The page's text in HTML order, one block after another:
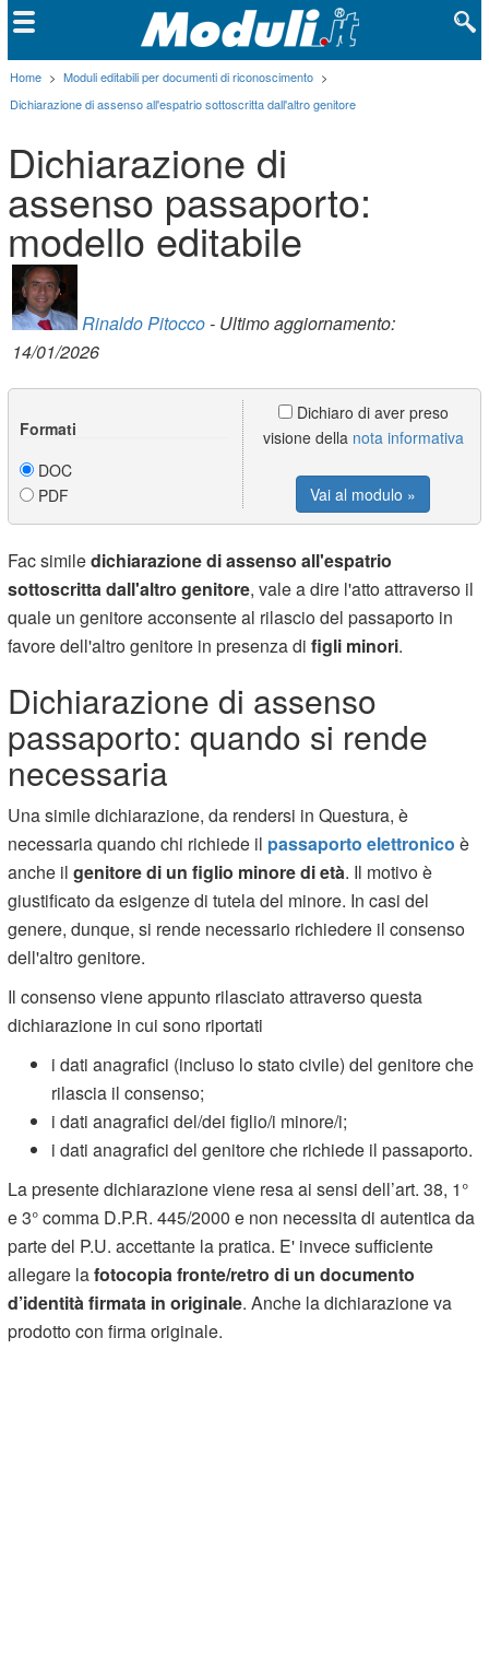
Home > Moduli editabili per documenti di riconoscimento >
Dichiarazione di assenso all'espatrio sottoscritta dall'altro genitore
Dichiarazione di
assenso passaporto:
modello editabile
Rinaldo Pitocco- Ultimo aggiornamento:
14/01/2026
Formati
DOC
PDF
Dichiaro di aver preso
visione della nota informativa
Vai al modulo »
Fac similedichiarazione di assenso all'espatrio
sottoscritta dall'altro genitore, vale a dire l'atto attraverso il
quale un genitore acconsente al rilascio del passaporto in
favore dell'altro genitore in presenza difigli minori.
Dichiarazione di assenso
passaporto: quando si rende
necessaria
Una simile dichiarazione, da rendersi in Questura, è
necessaria quando chi richiede il passaporto elettronico è
anche ilgenitore di un figlio minore di età. Il motivo è
giustificato da esigenze di tutela del minore. In casi del
genere, dunque, si rende necessario richiedere il consenso
dell'altro genitore.
Il consenso viene appunto rilasciato attraverso questa
dichiarazione in cui sono riportati
i dati anagrafici (incluso lo stato civile) del genitore che
rilascia il consenso;
i dati anagrafici del/dei figlio/i minore/i;
i dati anagrafici del genitore che richiede il passaporto.
La presente dichiarazione viene resa ai sensi dell’art. 38, 1°
e 3° comma D.P.R. 445/2000 e non necessita di autentica da
parte del P.U. accettante la pratica. E' invece sufficiente
allegare lafotocopia fronte/retro di un documento
d’identità firmata in originale. Anche la dichiarazione va
prodotto con firma originale.